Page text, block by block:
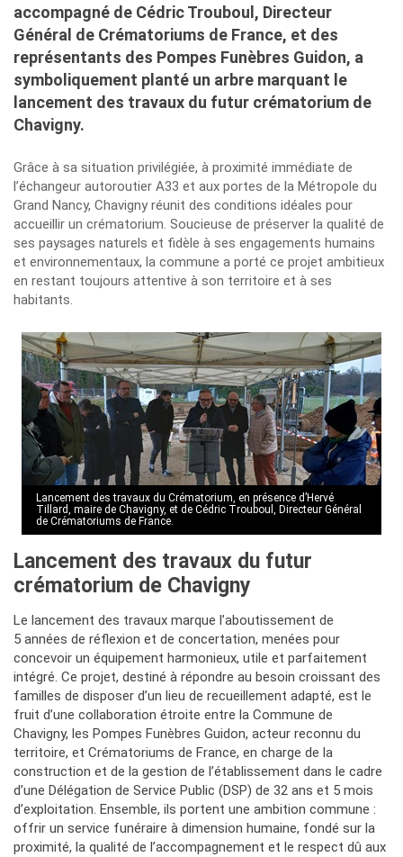
accompagné de Cédric Trouboul, Directeur
Général de Crématoriums de France, et des
représentants des Pompes Funèbres Guidon, a
symboliquement planté un arbre marquant le
lancement des travaux du futur crématorium de
Chavigny.
Grâce à sa situation privilégiée, à proximité immédiate de
l’échangeur autoroutier A33 et aux portes de la Métropole du
Grand Nancy, Chavigny réunit des conditions idéales pour
accueillir un crématorium. Soucieuse de préserver la qualité de
ses paysages naturels et fidèle à ses engagements humains
et environnementaux, la commune a porté ce projet ambitieux
en restant toujours attentive à son territoire et à ses
habitants.
Lancement des travaux du Crématorium, en présence d’Hervé
Tillard, maire de Chavigny, et de Cédric Trouboul, Directeur Général
de Crématoriums de France.
Lancement des travaux du futur
crématorium de Chavigny
Le lancement des travaux marque l’aboutissement de
5 années de réflexion et de concertation, menées pour
concevoir un équipement harmonieux, utile et parfaitement
intégré. Ce projet, destiné à répondre au besoin croissant des
familles de disposer d’un lieu de recueillement adapté, est le
fruit d’une collaboration étroite entre la Commune de
Chavigny, les Pompes Funèbres Guidon, acteur reconnu du
territoire, et Crématoriums de France, en charge de la
construction et de la gestion de l’établissement dans le cadre
d’une Délégation de Service Public (DSP) de 32 ans et 5 mois
d’exploitation. Ensemble, ils portent une ambition commune :
offrir un service funéraire à dimension humaine, fondé sur la
proximité, la qualité de l’accompagnement et le respect dû aux